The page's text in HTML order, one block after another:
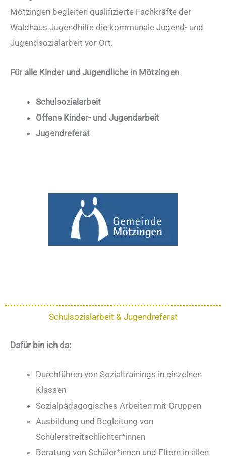
Mötzingen begleiten qualifizierte Fachkräfte der
Waldhaus Jugendhilfe die kommunale Jugend- und
Jugendsozialarbeit vor Ort.
Für alle Kinder und Jugendliche in Mötzingen
Schulsozialarbeit
Offene Kinder- und Jugendarbeit
Jugendreferat
Schulsozialarbeit & Jugendreferat
Dafür bin ich da:
Durchführen von Sozialtrainings in einzelnen
Klassen
Sozialpädagogisches Arbeiten mit Gruppen
Ausbildung und Begleitung von
Schülerstreitschlichter*innen
Beratung von Schüler*innen und Eltern in allen